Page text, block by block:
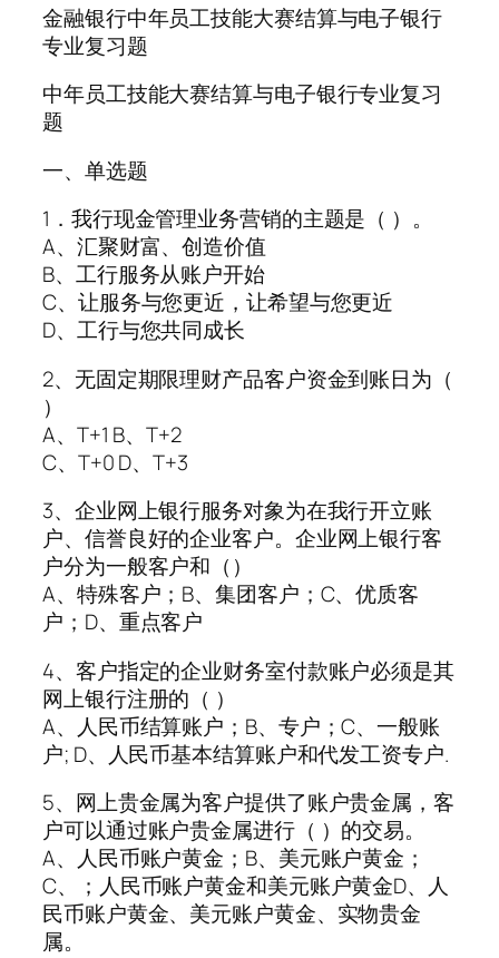
金融银行中年员工技能大赛结算与电子银行
专业复习题
中年员工技能大赛结算与电子银行专业复习
题
一、单选题
1．我行现金管理业务营销的主题是（ ）。
A、汇聚财富、创造价值
B、工行服务从账户开始
C、让服务与您更近，让希望与您更近
D、工行与您共同成长
2、无固定期限理财产品客户资金到账日为（
）
A、T+1 B、T+2
C、T+0 D、T+3
3、企业网上银行服务对象为在我行开立账
户、信誉良好的企业客户。企业网上银行客
户分为一般客户和（）
A、特殊客户；B、集团客户；C、优质客
户；D、重点客户
4、客户指定的企业财务室付款账户必须是其
网上银行注册的（ ）
A、人民币结算账户；B、专户；C、一般账
户; D、人民币基本结算账户和代发工资专户.
5、网上贵金属为客户提供了账户贵金属，客
户可以通过账户贵金属进行（ ）的交易。
A、人民币账户黄金；B、美元账户黄金；
C、；人民币账户黄金和美元账户黄金D、人
民币账户黄金、美元账户黄金、实物贵金
属。